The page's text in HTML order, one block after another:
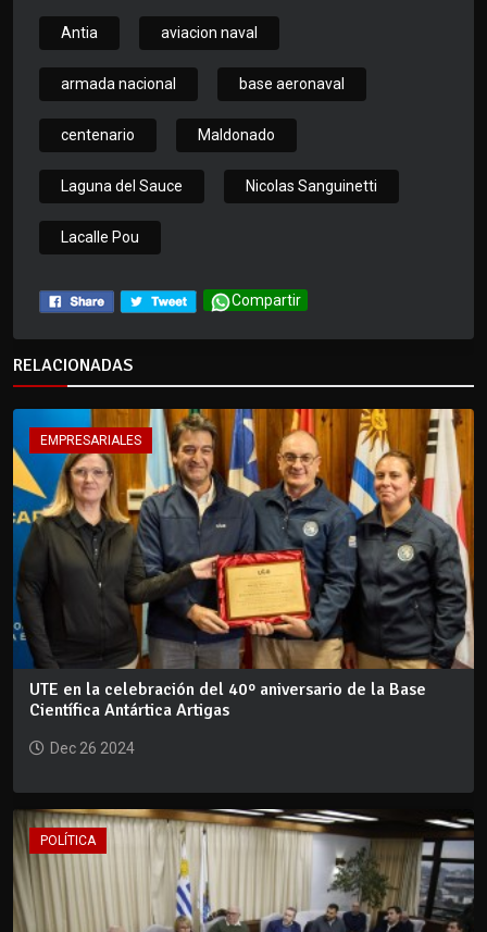
Antia aviacion naval
armada nacional base aeronaval
centenario Maldonado
Laguna del Sauce Nicolas Sanguinetti
Lacalle Pou
Compartir
RELACIONADAS
EMPRESARIALES
UTE en la celebración del 40º aniversario de la Base
Científica Antártica Artigas
Dec 26 2024
POLÍTICA